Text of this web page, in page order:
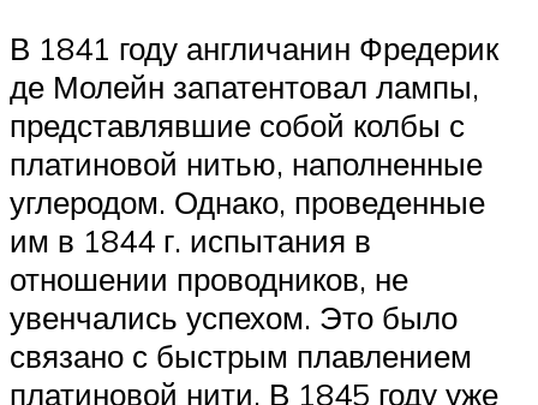
В 1841 году англичанин Фредерик
де Молейн запатентовал лампы,
представлявшие собой колбы с
платиновой нитью, наполненные
углеродом. Однако, проведенные
им в 1844 г. испытания в
отношении проводников, не
увенчались успехом. Это было
связано с быстрым плавлением
платиновой нити. В 1845 году уже